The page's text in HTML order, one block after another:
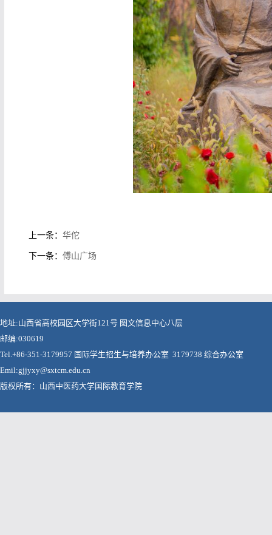
上一条： 华佗
下一条： 傅山广场
地址:山西省高校园区大学街121号 图文信息中心八层
邮编:030619
Tel.+86-351-3179957 国际学生招生与培养办公室 3179738 综合办公室
Emil:gjjyxy@sxtcm.edu.cn
版权所有：山西中医药大学国际教育学院